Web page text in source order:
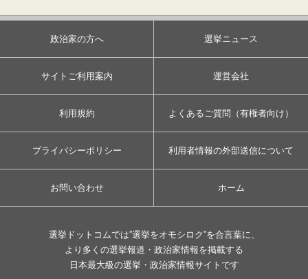
政治家の方へ 選挙ニュース
サイトご利用案内 運営会社
利用規約 よくあるご質問（有権者向け）
プライバシーポリシー 利用者情報の外部送信について
お問い合わせ ホーム
選挙ドットコムでは”選挙をオモシロク”を合言葉に、
より多くの選挙報道・政治家情報を掲載する
日本最大級の選挙・政治家情報サイトです